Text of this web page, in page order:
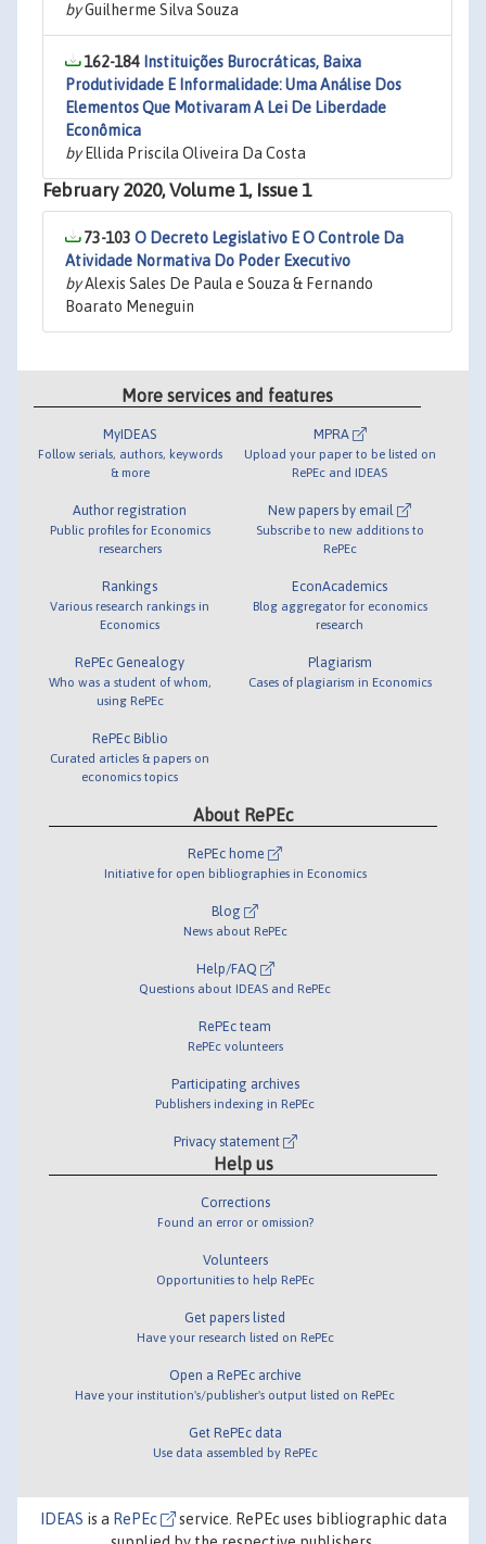
byGuilherme Silva Souza
162-184 Instituições Burocráticas, Baixa
Produtividade E Informalidade: Uma Análise Dos
Elementos Que Motivaram A Lei De Liberdade
Econômica
byEllida Priscila Oliveira Da Costa
February 2020, Volume 1, Issue 1
73-103 O Decreto Legislativo E O Controle Da
Atividade Normativa Do Poder Executivo
byAlexis Sales De Paula e Souza & Fernando
Boarato Meneguin
More services and features
MyIDEAS
Follow serials, authors, keywords
& more
Author registration
Public profiles for Economics
researchers
Rankings
Various research rankings in
Economics
RePEc Genealogy
Who was a student of whom,
using RePEc
RePEc Biblio
Curated articles & papers on
economics topics
MPRA
Upload your paper to be listed on
RePEc and IDEAS
New papers by email
Subscribe to new additions to
RePEc
EconAcademics
Blog aggregator for economics
research
Plagiarism
Cases of plagiarism in Economics
About RePEc
RePEc home
Initiative for open bibliographies in Economics
Blog
News about RePEc
Help/FAQ
Questions about IDEAS and RePEc
RePEc team
RePEc volunteers
Participating archives
Publishers indexing in RePEc
Privacy statement
Help us
Corrections
Found an error or omission?
Volunteers
Opportunities to help RePEc
Get papers listed
Have your research listed on RePEc
Open a RePEc archive
Have your institution's/publisher's output listed on RePEc
Get RePEc data
Use data assembled by RePEc
IDEAS is a RePEc
service. RePEc uses bibliographic data